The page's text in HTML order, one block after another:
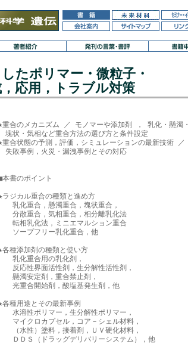
たポリマー・微粒子・
応用，トラブル対策
重合のメカニズム ／ モノマーや添加剤 ， 乳化・懸濁・
塊状・気相など重合方法の選び方と条件設定
重合状態の予測，評価，シミュレーションの最新技術 ／
失敗事例，火災・漏洩事例とその対応
本書のポイント
ラジカル重合の種類と進め方
乳化重合，懸濁重合，塊状重合，
分散重合，気相重合，相分離乳化法
転相乳化法，ミニエマルション重合
ソープフリー乳化重合，他
各種添加剤の種類と使い方
乳化重合用の乳化剤，
反応性界面活性剤，生分解性活性剤，
懸濁安定剤，重合禁止剤，
光重合開始剤，酸塩基発生剤，他
各種用途とその最新事例
水溶性ポリマー，生分解性ポリマー，
マイクロカプセル，コア－シェル材料，
（水性）塗料，接着剤，ＵＶ硬化材料，
ＤＤＳ（ドラッグデリバリーシステム），他